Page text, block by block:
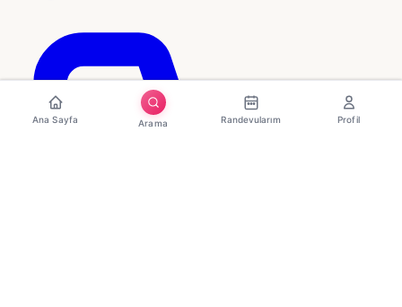
Ana Sayfa Arama Randevularım Profil